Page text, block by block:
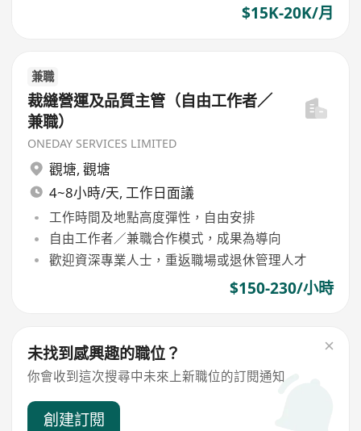
$15K-20K/月
兼職
裁縫營運及品質主管（自由工作者／
兼職）
ONEDAY SERVICES LIMITED
觀塘, 觀塘
4~8小時/天, 工作日面議
工作時間及地點高度彈性，自由安排
自由工作者／兼職合作模式，成果為導向
歡迎資深專業人士，重返職場或退休管理人才
$150-230/小時
未找到感興趣的職位？
你會收到這次搜尋中未來上新職位的訂閱通知
創建訂閱